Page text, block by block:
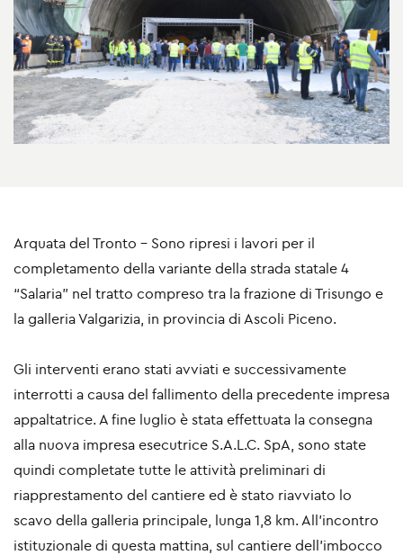
Arquata del Tronto - Sono ripresi i lavori per il
completamento della variante della strada statale 4
“Salaria” nel tratto compreso tra la frazione di Trisungo e
la galleria Valgarizia, in provincia di Ascoli Piceno.
Gli interventi erano stati avviati e successivamente
interrotti a causa del fallimento della precedente impresa
appaltatrice. A fine luglio è stata effettuata la consegna
alla nuova impresa esecutrice S.A.L.C. SpA, sono state
quindi completate tutte le attività preliminari di
riapprestamento del cantiere ed è stato riavviato lo
scavo della galleria principale, lunga 1,8 km. All’incontro
istituzionale di questa mattina, sul cantiere dell’imbocco